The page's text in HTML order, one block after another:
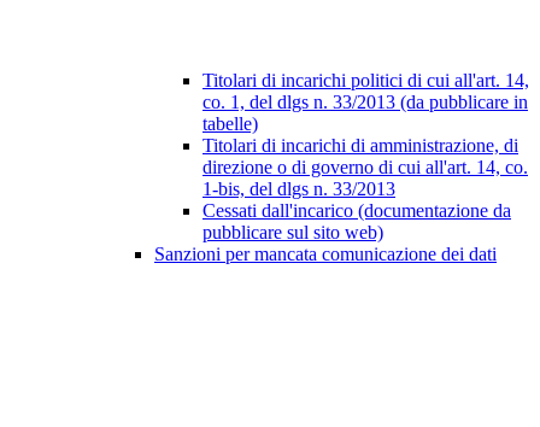
Titolari di incarichi politici di cui all'art. 14,
co. 1, del dlgs n. 33/2013 (da pubblicare in
tabelle)
Titolari di incarichi di amministrazione, di
direzione o di governo di cui all'art. 14, co.
1-bis, del dlgs n. 33/2013
Cessati dall'incarico (documentazione da
pubblicare sul sito web)
Sanzioni per mancata comunicazione dei dati